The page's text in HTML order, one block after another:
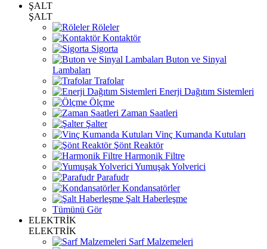
ŞALT
ŞALT
Röleler
Kontaktör
Sigorta
Buton ve Sinyal
Lambaları
Trafolar
Enerji Dağıtım Sistemleri
Ölçme
Zaman Saatleri
Şalter
Vinç Kumanda Kutuları
Şönt Reaktör
Harmonik Filtre
Yumuşak Yolverici
Parafudr
Kondansatörler
Şalt Haberleşme
Tümünü Gör
ELEKTRİK
ELEKTRİK
Sarf Malzemeleri